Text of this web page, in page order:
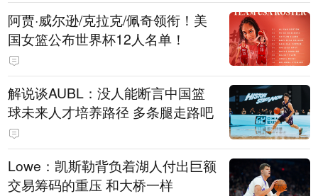
阿贾·威尔逊/克拉克/佩奇领衔！美
国女篮公布世界杯12人名单！
解说谈AUBL：没人能断言中国篮
球未来人才培养路径 多条腿走路吧
Lowe：凯斯勒背负着湖人付出巨额
交易筹码的重压 和大桥一样